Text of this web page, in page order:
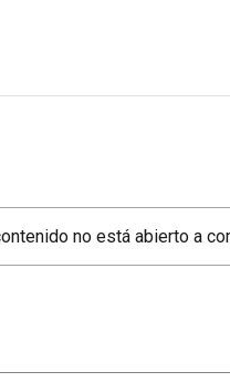
no está abierto a